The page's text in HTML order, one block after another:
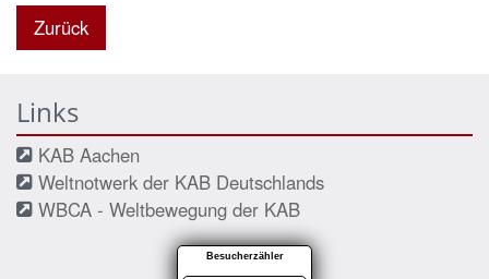
Zurück
Links
KAB Aachen
Weltnotwerk der KAB Deutschlands
WBCA - Weltbewegung der KAB
Besucherzähler